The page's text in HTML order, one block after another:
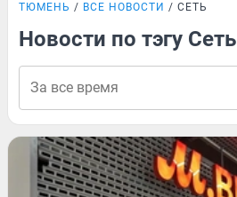
ТЮМЕНЬ ВСЕ НОВОСТИ СЕТЬ
Новости по тэгу Сеть